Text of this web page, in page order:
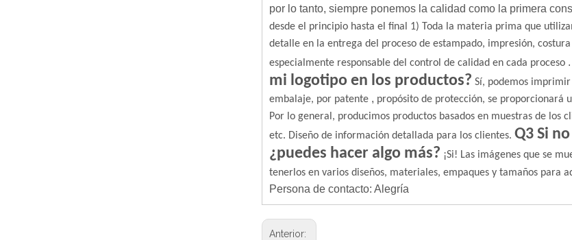
por lo tanto, siempre ponemos la calidad como la primera
desde el principio hasta el final
1) Toda la materia prima que
detalle en la entrega del proceso de estampado, impresión,
especialmente responsable del control de calidad en cada proceso .
mi logotipo en los productos? Sí, podemos
embalaje, por patente , propósito de protección, se proporcionará
Por lo general, producimos productos basados ​​en muestras de los
etc. Diseño de información detallada para los clientes. Q3 Si
¿puedes hacer algo más? ¡Si! Las imágenes que se
tenerlos en varios diseños, materiales, empaques y tamaños para
Persona de contacto: Alegría
Anterior: